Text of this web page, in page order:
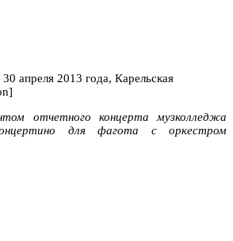
апреля 2013 года, Карельская
отчетного концерта музколледжа
для фагота с оркестром